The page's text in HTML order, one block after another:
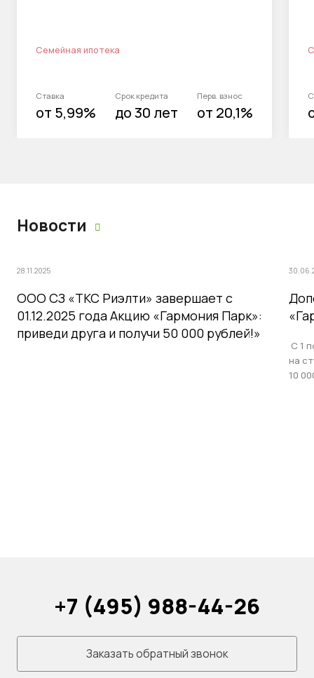
Семейная ипотека
Ставка
от 5,99%
Срок кредита
до 30 лет
Перв. взнос
от 20,1%
Новости
28.11.2025
ООО СЗ «ТКС Риэлти» завершает с
01.12.2025 года Акцию «Гармония Парк»:
приведи друга и получи 50 000 рублей!»
С 1
на
10
+7 (495) 988-44-26
Заказать обратный звонок